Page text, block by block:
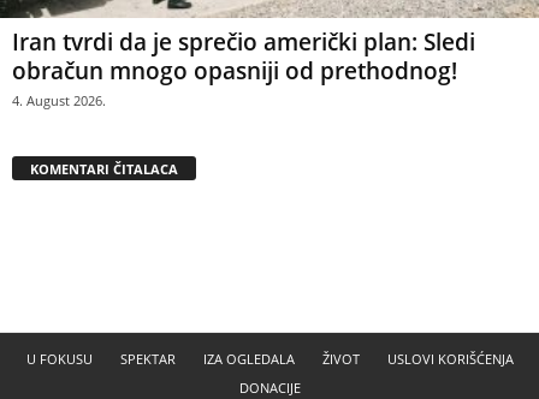
Iran tvrdi da je sprečio američki plan: Sledi
obračun mnogo opasniji od prethodnog!
4. August 2026.
KOMENTARI ČITALACA
U FOKUSU SPEKTAR IZA OGLEDALA ŽIVOT
USLOVI KORIŠĆENJA
DONACIJE